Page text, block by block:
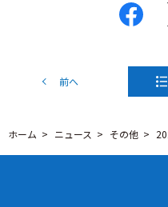
前へ
ホーム ニュース その他